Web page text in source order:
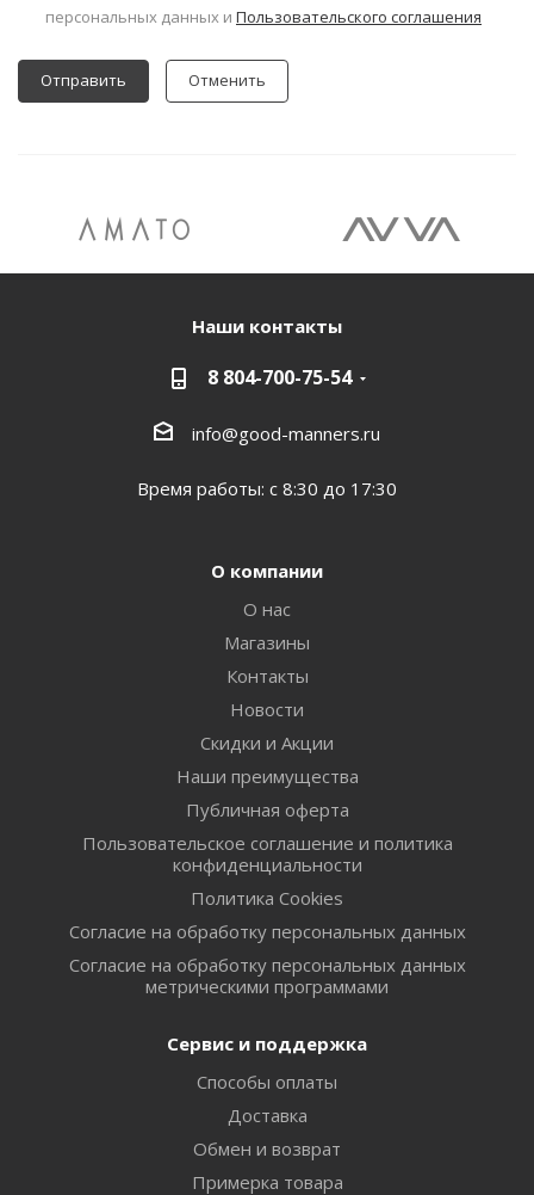
персональных данных и Пользовательского соглашения
Отменить
Наши контакты
8 804-700-75-54
info@good-manners.ru
Время работы: с 8:30 до 17:30
О компании
О нас
Магазины
Контакты
Новости
Скидки и Акции
Наши преимущества
Публичная оферта
Пользовательское соглашение и политика
конфиденциальности
Политика Cookies
Согласие на обработку персональных данных
Согласие на обработку персональных данных
метрическими программами
Сервис и поддержка
Способы оплаты
Доставка
Обмен и возврат
Примерка товара